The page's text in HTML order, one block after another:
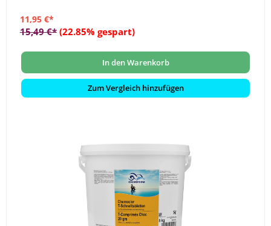
11,95 €*
15,49 €* (22.85% gespart)
In den Warenkorb
Zum Vergleich hinzufügen